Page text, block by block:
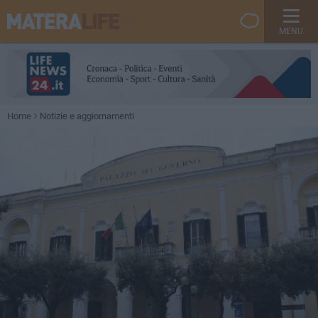
MENU
Home Notizie e aggiornamenti